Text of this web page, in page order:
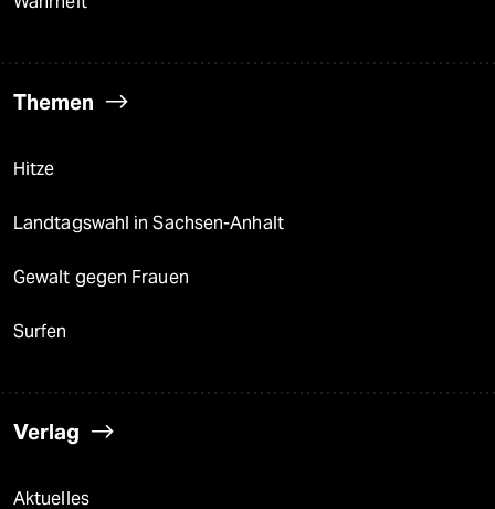
Themen
Hitze
Landtagswahl in Sachsen-Anhalt
Gewalt gegen Frauen
Surfen
Verlag
Aktuelles